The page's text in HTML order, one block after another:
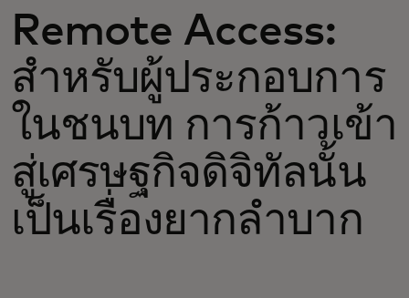
สำหรับผู้สร้างนวัตกรรม
ข่าวสารและแนวโน้ม
Remote Access:
สำหรับผู้ประกอบการ
ในชนบท การก้าวเข้า
สู่เศรษฐกิจดิจิทัลนั้น
เป็นเรื่องยากลำบาก